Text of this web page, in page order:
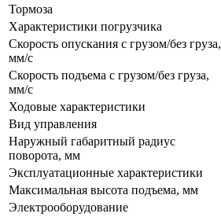
Тормоза
Характеристики погрузчика
Скорость опускания с грузом/без груза,
мм/с
Скорость подъема с грузом/без груза,
мм/с
Ходовые характеристики
Вид управления
Наружный габаритный радиус
поворота, мм
Эксплуатационные характеристики
Максимальная высота подъема, мм
Электрооборудование